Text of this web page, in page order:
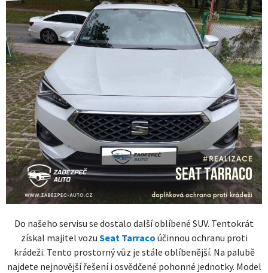
Do našeho servisu se dostalo další oblíbené SUV. Tentokrát
získal majitel vozu Seat Tarraco účinnou ochranu proti
krádeži. Tento prostorný vůz je stále oblíbenější. Na palubě
najdete nejnovější řešení i osvědčené pohonné jednotky. Model